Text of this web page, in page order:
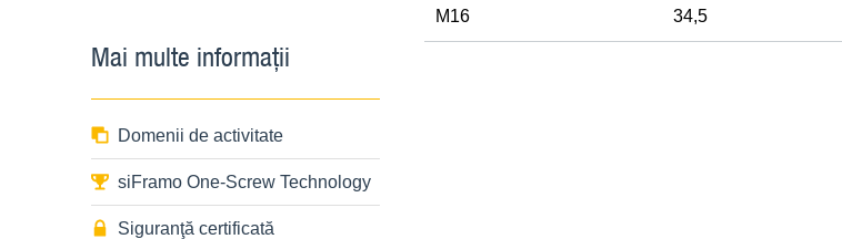
Mai multe informaţii
Domenii de activitate
siFramo One-Screw Technology
Siguranţă certificată
M16 34,5